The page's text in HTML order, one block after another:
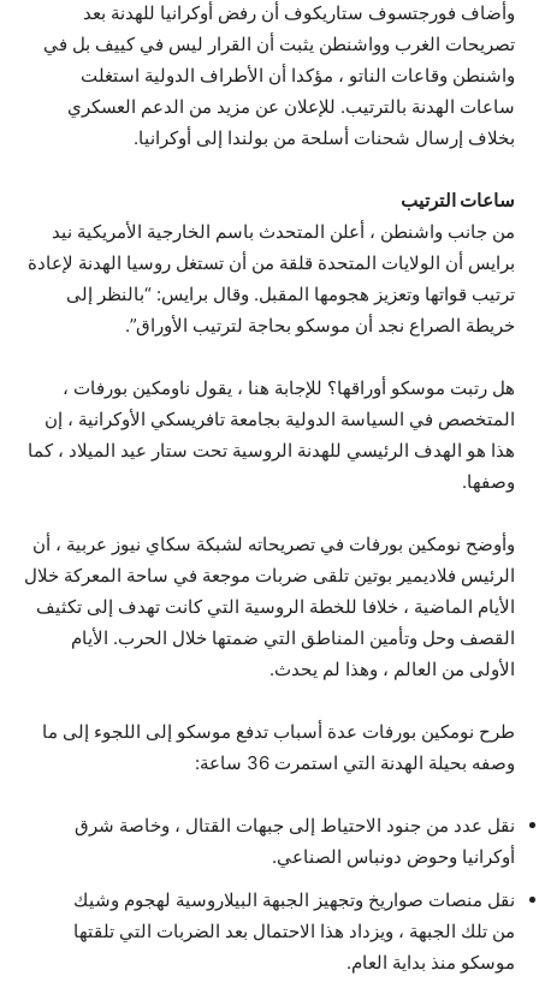
وأضاف فورجتسوف ستاريكوف أن رفض أوكرانيا للهدنة بعد
تصريحات الغرب وواشنطن يثبت أن القرار ليس في كييف بل في
واشنطن وقاعات الناتو ، مؤكدا أن الأطراف الدولية استغلت
ساعات الهدنة بالترتيب. للإعلان عن مزيد من الدعم العسكري
بخلاف إرسال شحنات أسلحة من بولندا إلى أوكرانيا.
ساعات الترتيب
من جانب واشنطن ، أعلن المتحدث باسم الخارجية الأمريكية نيد
برايس أن الولايات المتحدة قلقة من أن تستغل روسيا الهدنة لإعادة
ترتيب قواتها وتعزيز هجومها المقبل. وقال برايس: “بالنظر إلى
خريطة الصراع نجد أن موسكو بحاجة لترتيب الأوراق”.
هل رتبت موسكو أوراقها؟ للإجابة هنا ، يقول ناومكين بورفات ،
المتخصص في السياسة الدولية بجامعة تافريسكي الأوكرانية ، إن
هذا هو الهدف الرئيسي للهدنة الروسية تحت ستار عيد الميلاد ، كما
وصفها.
وأوضح نومكين بورفات في تصريحاته لشبكة سكاي نيوز عربية ، أن
الرئيس فلاديمير بوتين تلقى ضربات موجعة في ساحة المعركة خلال
الأيام الماضية ، خلافا للخطة الروسية التي كانت تهدف إلى تكثيف
القصف وحل وتأمين المناطق التي ضمتها خلال الحرب. الأيام
الأولى من العالم ، وهذا لم يحدث.
طرح نومكين بورفات عدة أسباب تدفع موسكو إلى اللجوء إلى ما
وصفه بحيلة الهدنة التي استمرت 36 ساعة:
نقل عدد من جنود الاحتياط إلى جبهات القتال ، وخاصة شرق
أوكرانيا وحوض دونباس الصناعي.
نقل منصات صواريخ وتجهيز الجبهة البيلاروسية لهجوم وشيك
من تلك الجبهة ، ويزداد هذا الاحتمال بعد الضربات التي تلقتها
موسكو منذ بداية العام.